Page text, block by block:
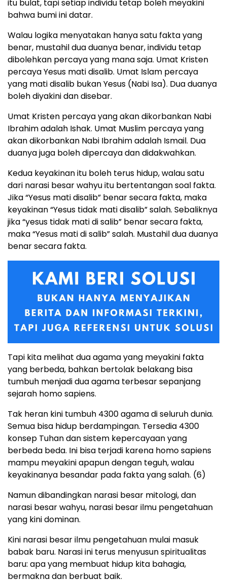
itu bulat, tapi setiap individu tetap boleh meyakini
bahwa bumi ini datar.
Walau logika menyatakan hanya satu fakta yang
benar, mustahil dua duanya benar, individu tetap
dibolehkan percaya yang mana saja. Umat Kristen
percaya Yesus mati disalib. Umat Islam percaya
yang mati disalib bukan Yesus (Nabi Isa). Dua duanya
boleh diyakini dan disebar.
Umat Kristen percaya yang akan dikorbankan Nabi
Ibrahim adalah Ishak. Umat Muslim percaya yang
akan dikorbankan Nabi Ibrahim adalah Ismail. Dua
duanya juga boleh dipercaya dan didakwahkan.
Kedua keyakinan itu boleh terus hidup, walau satu
dari narasi besar wahyu itu bertentangan soal fakta.
Jika “Yesus mati disalib” benar secara fakta, maka
keyakinan “Yesus tidak mati disalib” salah. Sebaliknya
jika “yesus tidak mati di salib” benar secara fakta,
maka “Yesus mati di salib” salah. Mustahil dua duanya
benar secara fakta.
Tapi kita melihat dua agama yang meyakini fakta
yang berbeda, bahkan bertolak belakang bisa
tumbuh menjadi dua agama terbesar sepanjang
sejarah homo sapiens.
Tak heran kini tumbuh 4300 agama di seluruh dunia.
Semua bisa hidup berdampingan. Tersedia 4300
konsep Tuhan dan sistem kepercayaan yang
berbeda beda. Ini bisa terjadi karena homo sapiens
mampu meyakini apapun dengan teguh, walau
keyakinanya besandar pada fakta yang salah. (6)
Namun dibandingkan narasi besar mitologi, dan
narasi besar wahyu, narasi besar ilmu pengetahuan
yang kini dominan.
Kini narasi besar ilmu pengetahuan mulai masuk
babak baru. Narasi ini terus menyusun spiritualitas
baru: apa yang membuat hidup kita bahagia,
bermakna dan berbuat baik.